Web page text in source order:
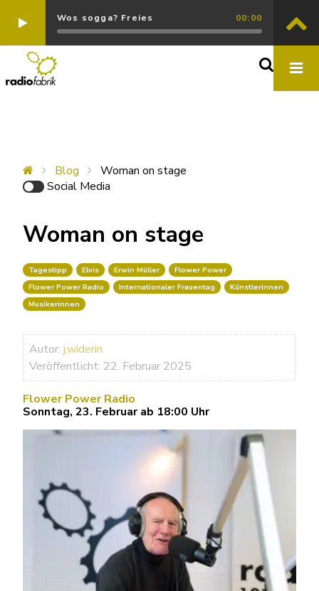
Wos sogga? Freies 00:00
Blog
Woman on stage
Social Media
Woman on stage
Tagestipp Elvis Erwin Müller
Flower Power
Flower Power Radio
Internationaler Frauentag
Künstlerinnen
Musikerinnen
Autor: j.widerin
Veröffentlicht: 22. Februar 2025
Flower Power Radio
Sonntag, 23. Februar ab 18:00 Uhr